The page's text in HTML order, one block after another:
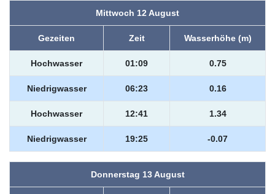
Mittwoch 12 August
Gezeiten Zeit Wasserhöhe (m)
Hochwasser 01:09 0.75
Niedrigwasser 06:23 0.16
Hochwasser 12:41 1.34
Niedrigwasser 19:25 -0.07
Donnerstag 13 August